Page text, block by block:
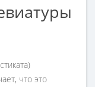
что это